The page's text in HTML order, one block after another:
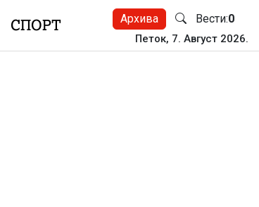
СПОРТ Архива Вести:0
Петок, 7. Август 2026.